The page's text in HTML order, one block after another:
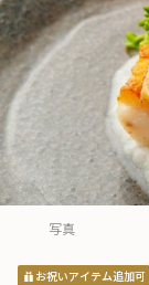
TOP
Annyお祝い
Annyお祝い
よくあるご質問
お問い合わせ
写真
お祝いアイテム追加可